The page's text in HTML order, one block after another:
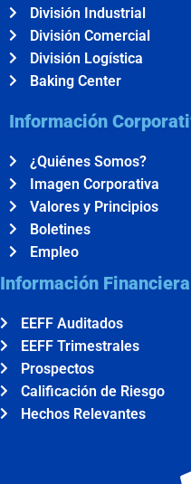
División Industrial
División Comercial
División Logística
Baking Center
Información
¿Quiénes Somos?
Imagen Corporativa
Valores y Principios
Boletines
Empleo
Información Financiera
EEFF Auditados
EEFF Trimestrales
Prospectos
Calificación de Riesgo
Hechos Relevantes